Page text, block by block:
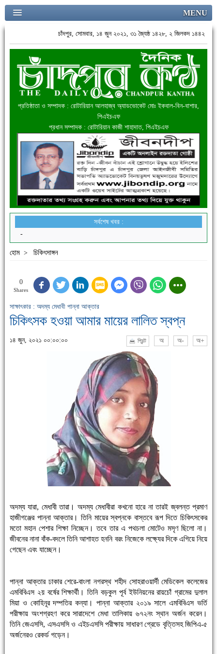
MENU
চাঁদপুর, সোমবার, ১৪ জুন ২০২১, ৩১ জ্যৈষ্ঠ ১৪২৮, ২ জিলকদ ১৪৪২
প্রতিষ্ঠাতা ও সম্পাদক : রোটারিয়ান আলহাজ্ব অ্যাডভোকেট মোঃ ইকবাল-বিন-বাশার,
পিএইচএফ
প্রধান সম্পাদক : রোটারিয়ান কাজী শাহাদাত, পিএইচএফ
সর্বশেষ খবর :
হোম > চিকিৎসাঙ্গন
0
Shares
সাক্ষাৎকার : অদম্য মেধাবী পান্না আক্তার
চিকিৎসক হওয়া আমার মায়ের লালিত স্বপ্ন
১৪ জুন, ২০২১ ০০:০০:০০ প্রিন্ট অ অ- অ+
অদম্য যারা, মেধাবী তারা। অদম্য মেধাবীরা কখনো হারে না তারই জ্বলন্ত প্রমাণ
হাজীগঞ্জের পান্না আক্তার। তিনি মায়ের স্বপ্নকে বাস্তবে রূপ দিতে চিকিৎসকের
মতো মহান পেশার শিক্ষা নিচ্ছেন। তবে তার এ পথচলা মোটেও মসৃণ ছিলো না।
জীবনের নানা বাঁক-বদলে তিনি আশাহত হননি বরং নিজেকে লক্ষ্যের দিকে এগিয়ে নিয়ে
গেছেন এবং যাচ্ছেন।
পান্না আক্তার ঢাকার শেরে-বাংলা নগরস্থ শহীদ সোহরাওয়ার্দী মেডিকেল কলেজের
এমবিবিএস ২য় বর্ষের শিক্ষার্থী। তিনি বড়কুল পূর্ব ইউনিয়নের রায়চোঁ গ্রামের দুলাল
মিয়া ও কোহিনূর দম্পতির কন্যা। পান্না আক্তার ২০১৯ সালে এমবিবিএস ভর্তি
পরীক্ষায় অংশগ্রহণ করে সারাদেশে মেধা তালিকায় ৬৭২নং স্থান অর্জন করেন।
তিনি জেএসসি, এসএসসি ও এইচএসসি পরীক্ষায় সাধারণ গ্রেডে বৃত্তিসহ জিপিএ-৫
অর্জনেরও রেকর্ড গড়েন।